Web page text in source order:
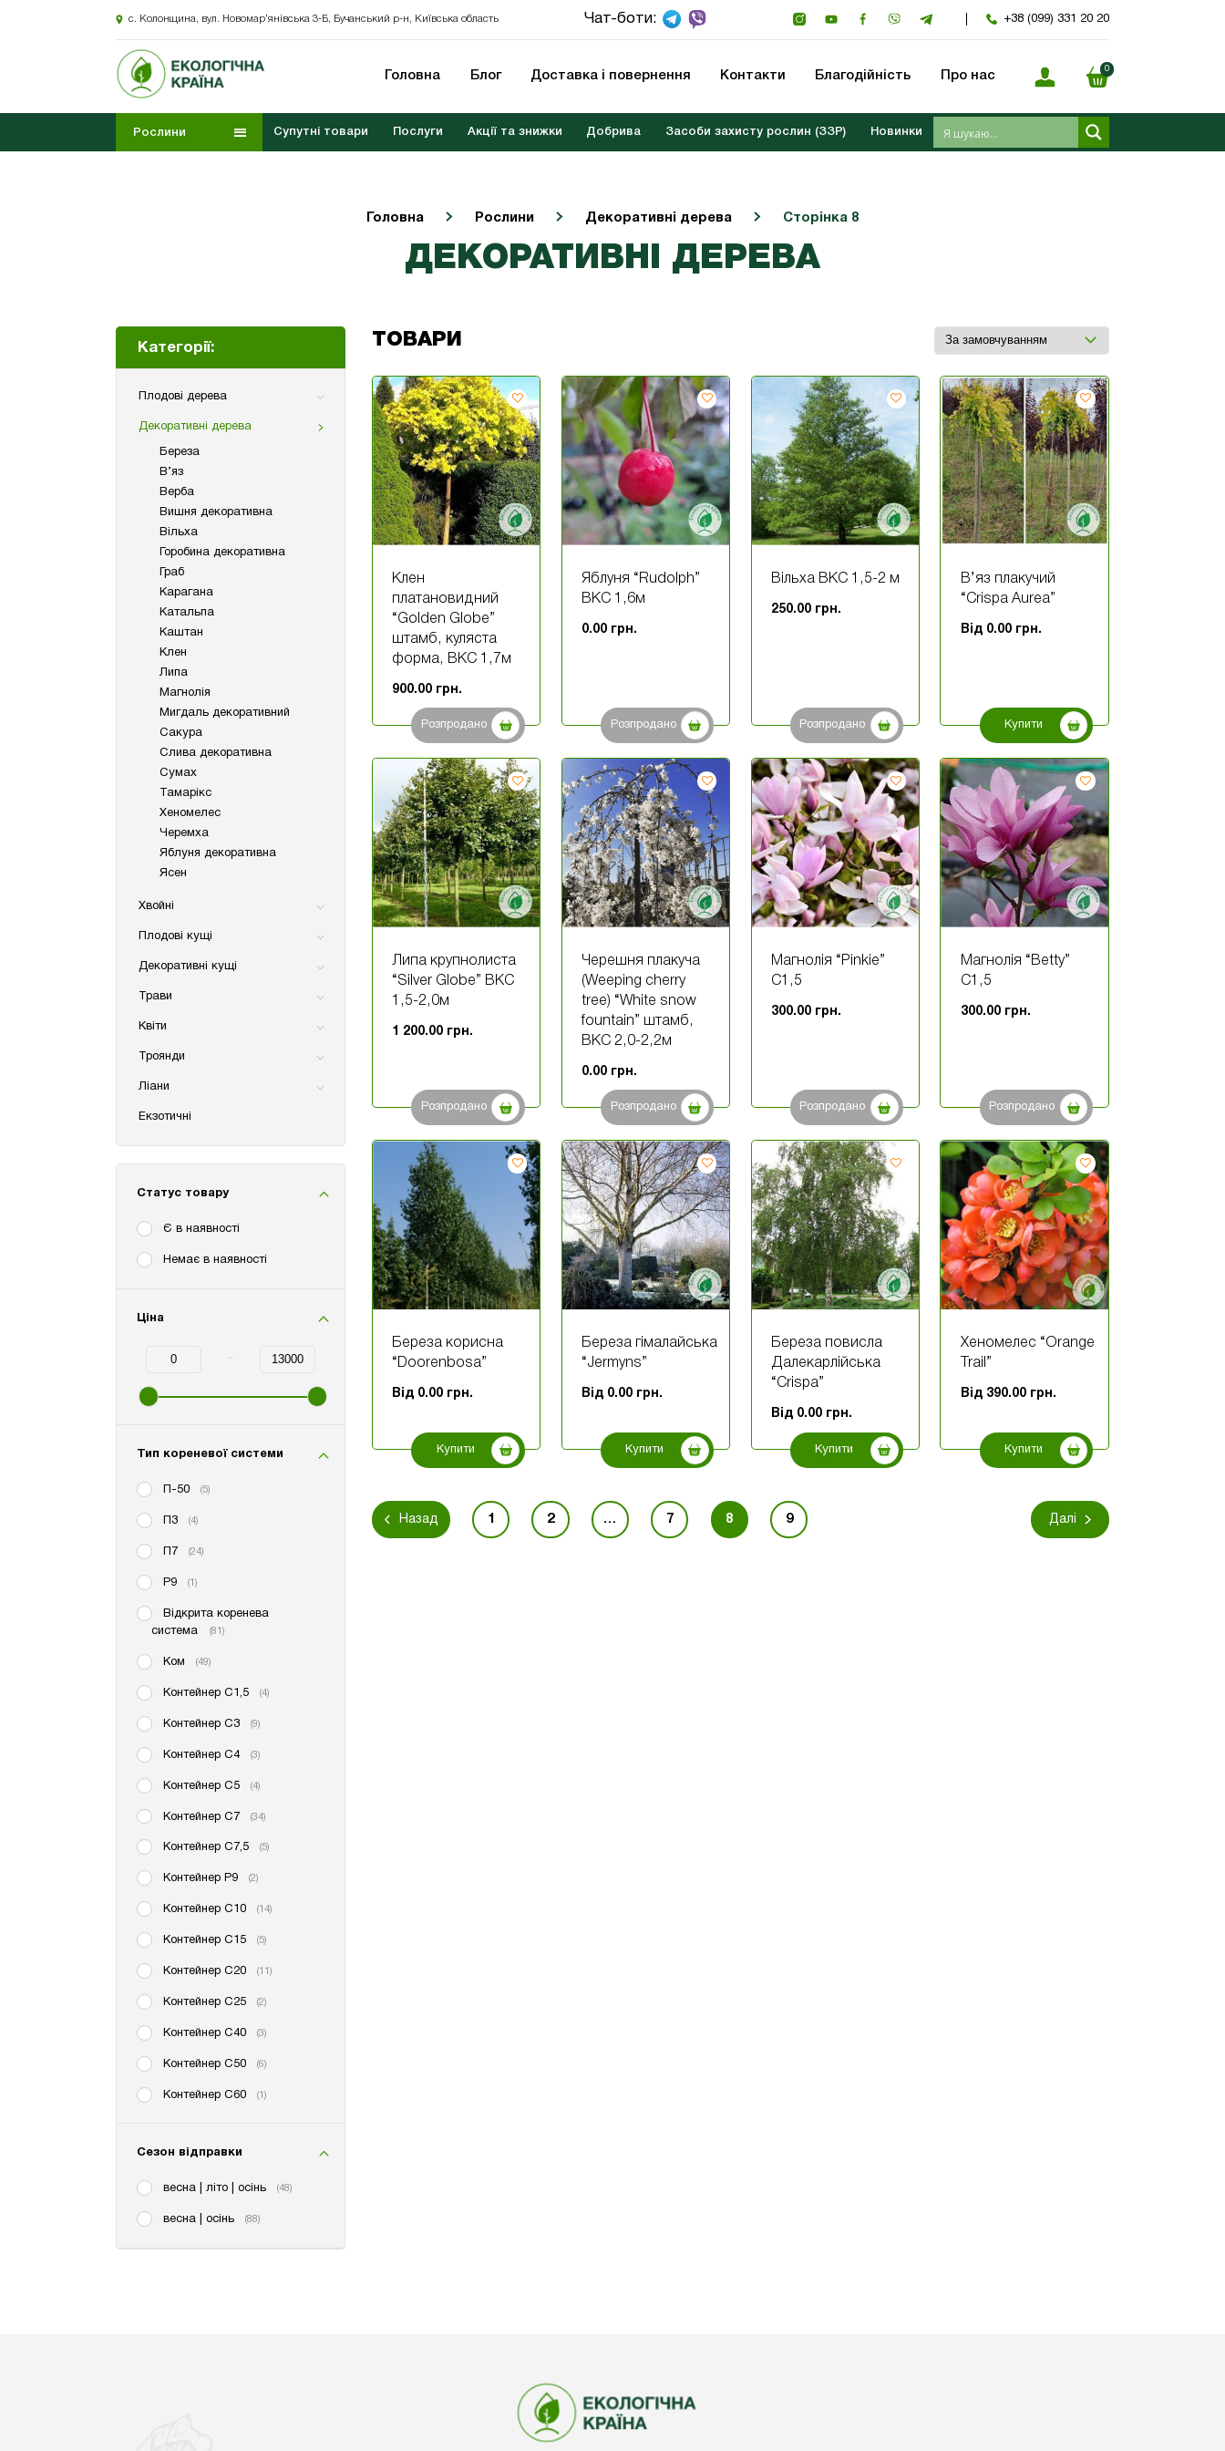
с. Колонщина, вул. Новомар’янівська 3-Б, Бучанський р-н, Київська область Чат-боти: +38 (099) 331 20 20
Головна Блог Доставка і повернення Контакти Благодійність Про нас 0
Рослини Супутні товари Послуги Акції та знижки Добрива Засоби захисту рослин (ЗЗР) Новинки
Головна Рослини Декоративні дерева Сторінка 8
ДЕКОРАТИВНІ ДЕРЕВА
Категорії:
Плодові дерева
Декоративні дерева
Береза
В’яз
Верба
Вишня декоративна
Вільха
Горобина декоративна
Граб
Карагана
Катальпа
Каштан
Клен
Липа
Магнолія
Мигдаль декоративний
Сакура
Слива декоративна
Сумах
Тамарікс
Хеномелес
Черемха
Яблуня декоративна
Ясен
Хвойні
Плодові кущі
Декоративні кущі
Трави
Квіти
Троянди
Ліани
Екзотичні
Статус товару
Є в наявності
Немає в наявності
Ціна
Minimum Price
Maximum Price
Тип кореневої системи
П-50 (5)
П3 (4)
П7 (24)
Р9 (1)
Відкрита коренева
система
(81)
Ком (49)
Контейнер С1,5 (4)
Контейнер С3 (9)
Контейнер С4 (3)
Контейнер С5 (4)
Контейнер С7 (34)
Контейнер С7,5 (5)
Контейнер P9 (2)
Контейнер С10 (14)
Контейнер С15 (5)
Контейнер С20 (11)
Контейнер С25 (2)
Контейнер С40 (3)
Контейнер С50 (6)
Контейнер С60 (1)
Сезон відправки
весна | літо | осінь (48)
весна | осінь (88)
ТОВАРИ
Клен
платановидний
“Golden Globe”
штамб, куляста
форма, ВКС 1,7м
900.00 грн.
Розпродано
Яблуня “Rudolph”
ВКС 1,6м
0.00 грн.
Розпродано
Вільха ВКС 1,5-2 м
250.00 грн.
Розпродано
В’яз плакучий
“Crispa Aurea”
Від 0.00 грн.
Купити
Липа крупнолиста
“Silver Globe” ВКС
1,5-2,0м
1 200.00 грн.
Розпродано
Черешня плакуча
(Weeping cherry
tree) “White snow
fountain” штамб,
ВКС 2,0-2,2м
0.00 грн.
Розпродано
Магнолія “Pinkie”
С1,5
300.00 грн.
Розпродано
Магнолія “Betty”
С1,5
300.00 грн.
Розпродано
Береза корисна
“Doorenbosa”
Від 0.00 грн.
Купити
Береза ​​гімалайська
“Jermyns”
Від 0.00 грн.
Купити
Береза повисла
Далекарлійська
“Crispa”
Від 0.00 грн.
Купити
Хеномелес “Orange
Trail”
Від 390.00 грн.
Купити
Назад 1 2 … 7 8 9 Далі